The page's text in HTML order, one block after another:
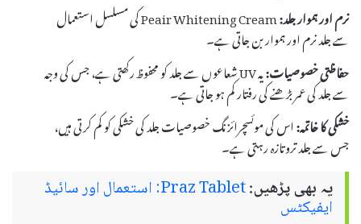
نرم اور ہموار جلد:
Peair Whitening Cream کی مسلسل استعمال
سے جلد نرم اور ہموار بن جاتی ہے۔
حفاظتی خصوصیات:
یہ UV شعاعوں سے جلد کو محفوظ رکھتی ہے، جس کی وجہ
سے جلد کی عمر بڑھنے کی رفتار کم ہو جاتی ہے۔
خشکی کا خاتمہ:اس کی موئسچرائزنگ خصوصیات جلد کی خشکی کو کم کرتی ہیں،
جس سے جلد تروتازہ رہتی ہے۔
یہ بھی پڑھیں: Praz Tablet: استعمال اور سائیڈ
ایفیکٹس